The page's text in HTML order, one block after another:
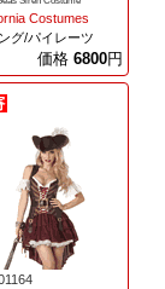
Costumes
グ/パイレーツ
価格 6800円